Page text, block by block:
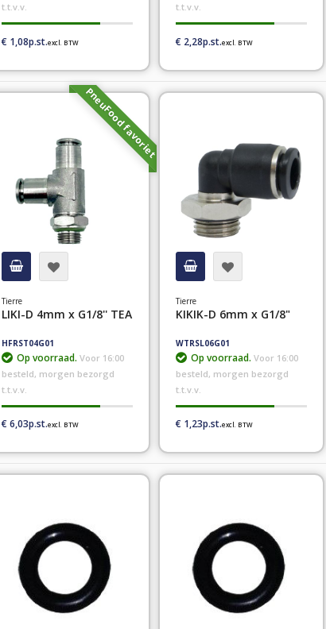
t.t.v.v.
€ 1,08
t.t.v.v.
€ 2,28
PneuFood favoriet
Tierre
LIKI-D 4mm x G1/8'' TEA
HFRST04G01
Op voorraad. Voor 16:00
besteld, morgen bezorgd
t.t.v.v.
€ 6,03
Tierre
KIKIK-D 6mm x G1/8"
WTRSL06G01
Op voorraad.Voor 16:00
besteld, morgen bezorgd
t.t.v.v.
€ 1,23